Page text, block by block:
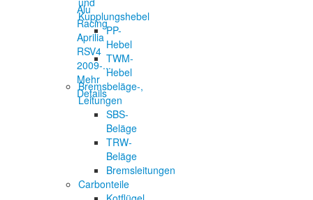
Kupplungshebel
PP-
Hebel
TWM-
Hebel
Bremsbeläge-,
Leitungen
SBS-
Beläge
TRW-
Beläge
Bremsleitungen
Carbonteile
Alu
Racing
Aprilia
RSV4
2009-...
Mehr
Details